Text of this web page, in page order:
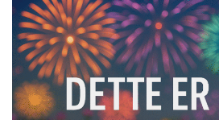
–
Nytt
gjennombrudd
for
KI-
bilder